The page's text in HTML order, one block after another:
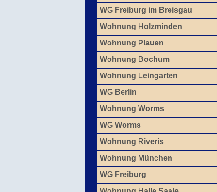
WG Freiburg im Breisgau
Wohnung Holzminden
Wohnung Plauen
Wohnung Bochum
Wohnung Leingarten
WG Berlin
Wohnung Worms
WG Worms
Wohnung Riveris
Wohnung München
WG Freiburg